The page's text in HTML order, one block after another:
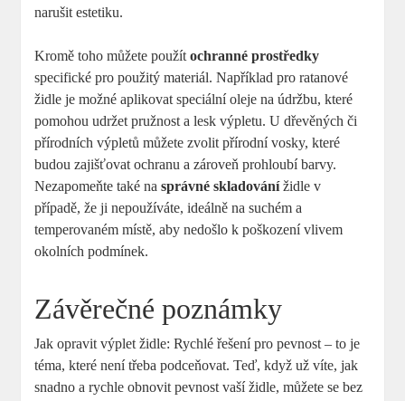
narušit estetiku.
Kromě toho můžete použítochranné prostředky
specifické pro použitý materiál. Například pro ratanové
židle je možné aplikovat speciální oleje na údržbu, které
pomohou udržet pružnost a lesk výpletu. U dřevěných či
přírodních výpletů můžete zvolit přírodní vosky, které
budou zajišťovat ochranu a zároveň prohloubí barvy.
Nezapomeňte také nasprávné skladovánížidle v
případě, že ji nepoužíváte, ideálně na suchém a
temperovaném místě, aby nedošlo k poškození vlivem
okolních podmínek.
Závěrečné poznámky
Jak opravit výplet židle: Rychlé řešení pro pevnost – to je
téma, které není třeba podceňovat. Teď, když už víte, jak
snadno a rychle obnovit pevnost vaší židle, můžete se bez